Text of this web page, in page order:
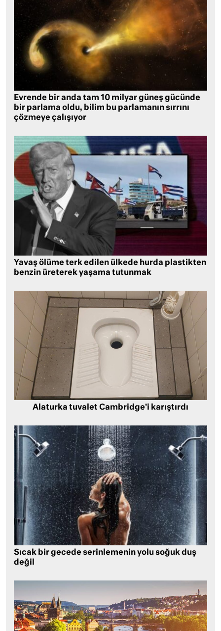
Evrende bir anda tam 10 milyar güneş gücünde
bir parlama oldu, bilim bu parlamanın sırrını
çözmeye çalışıyor
Yavaş ölüme terk edilen ülkede hurda plastikten
benzin üreterek yaşama tutunmak
Alaturka tuvalet Cambridge’i karıştırdı
Sıcak bir gecede serinlemenin yolu soğuk duş
değil